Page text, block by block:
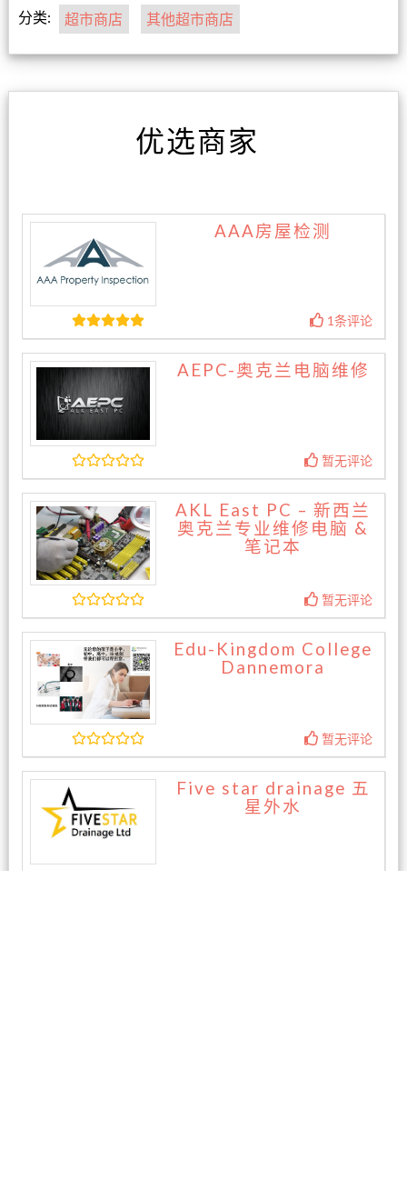
分类: 超市商店 其他超市商店
优选商家
AAA房屋检测
1条评论
AEPC-奥克兰电脑维修
暂无评论
AKL East PC – 新西兰
奥克兰专业维修电脑 &
笔记本
暂无评论
Edu-Kingdom College
Dannemora
暂无评论
Five star drainage 五
星外水